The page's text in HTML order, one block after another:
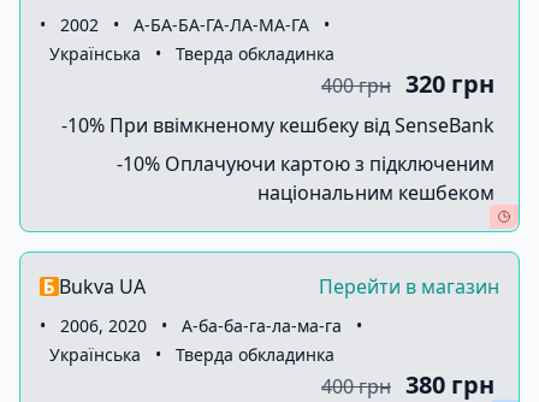
• 2002 • А-БА-БА-ГА-ЛА-МА-ГА
•
Українська
• Тверда обкладинка
400 грн 320 грн
-10% При ввімкненому кешбеку від SenseBank
-10% Оплачуючи картою з підключеним
національним кешбеком
Bukva UA Перейти в магазин
• 2006, 2020 • А-ба-ба-га-ла-ма-га
•
Українська
• Тверда обкладинка
400 грн 380 грн